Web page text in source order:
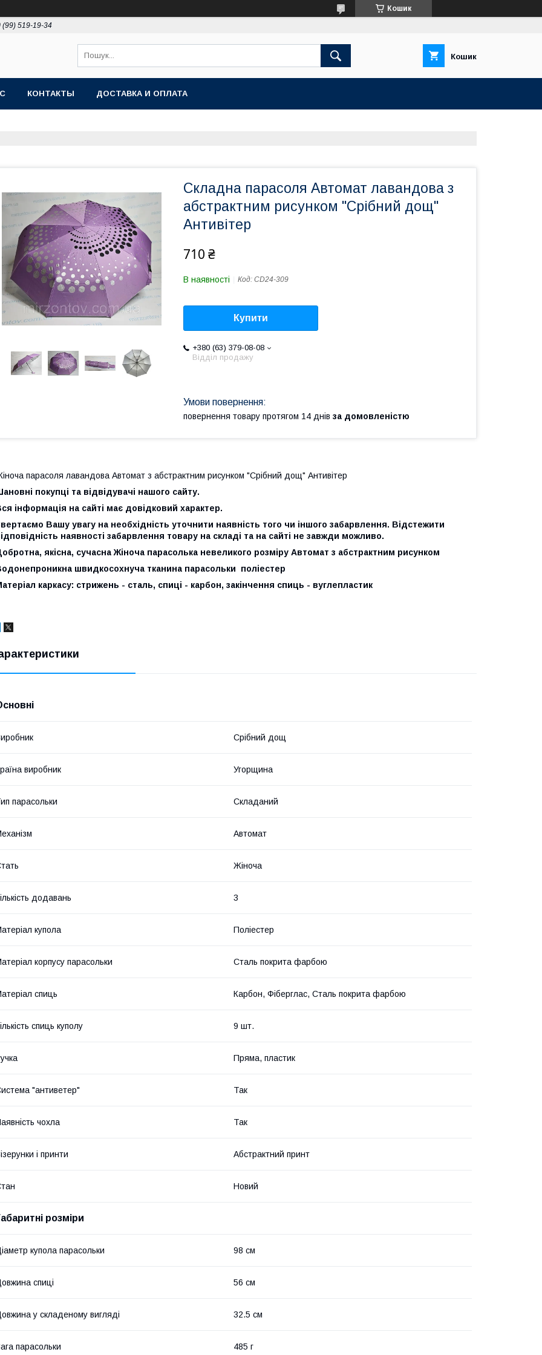
Кошик
(99) 519-19-34
Кошик
КОНТАКТЫ ДОСТАВКА И ОПЛАТА
Складна парасоля Автомат лавандова з
абстрактним рисунком "Срібний дощ"
Антивітер
710 ₴
В наявності Код: CD24-309
Купити
+380 (63) 379-08-08
Відділ продажу
повернення товару протягом 14 днів за домовленістю
парасоля лавандова Автомат з абстрактним рисунком "Срібний дощ" Антивітер
покупці та відвідувачі нашого сайту.
інформація на сайті має довідковий характер.
Вашу увагу на необхідність уточнити наявність того чи іншого забарвлення. Відстежити
наявності забарвлення товару на складі та на сайті не завжди можливо.
якісна, сучасна Жіноча парасолька невеликого розміру Автомат з абстрактним рисунком
швидкосохнуча тканина парасольки поліестер
каркасу: стрижень - сталь, спиці - карбон, закінчення спиць - вуглепластик
Срібний дощ
виробник Угорщина
парасольки Складаний
Автомат
Жіноча
додавань 3
купола Поліестер
корпусу парасольки Сталь покрита фарбою
спиць Карбон, Фіберглас, Сталь покрита фарбою
спиць куполу 9 шт.
Пряма, пластик
"антиветер" Так
чохла Так
і принти Абстрактний принт
Новий
розміри
купола парасольки 98 см
спиці 56 см
у складеному вигляді 32.5 см
парасольки 485 г